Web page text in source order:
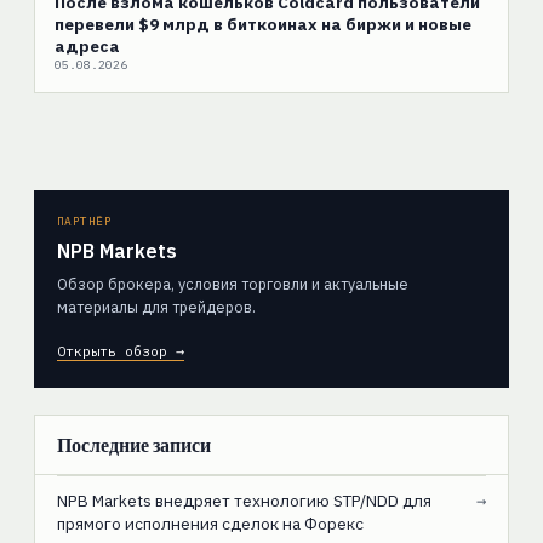
перевели $9 млрд в биткоинах на биржи и новые
адреса
05.08.2026
ПАРТНЁР
NPB Markets
Обзор брокера, условия торговли и актуальные
материалы для трейдеров.
Открыть обзор →
Последние записи
NPB Markets внедряет технологию STP/NDD для
прямого исполнения сделок на Форекс
→